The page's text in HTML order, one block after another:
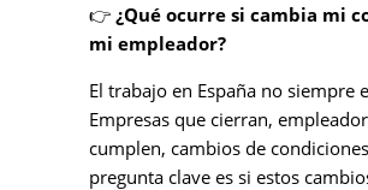
👉 ¿Qué ocurre si cambia mi
mi empleador?
El trabajo en España no siempre
Empresas que cierran,
cumplen, cambios de
pregunta clave es si estos